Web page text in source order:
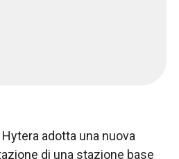
adotta una nuova
di una stazione base